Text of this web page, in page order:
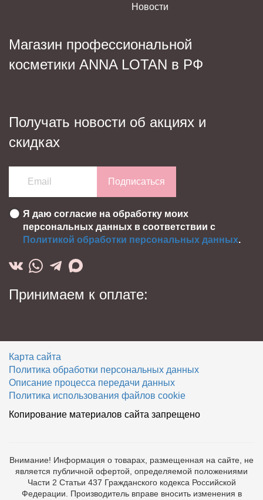
Новости
Магазин профессиональной
косметики ANNA LOTAN в РФ
Получать новости об акциях и
скидках
Подписаться
Я даю согласие на обработку моих
персональных данных в соответствии с
Политикой обработки персональных данных.
Принимаем к оплате:
Карта сайта
Политика обработки персональных данных
Описание процесса передачи данных
Политика использования файлов cookie
Копирование материалов сайта запрещено
Внимание! Информация о товарах, размещенная на сайте, не
является публичной офертой, определяемой положениями
Части 2 Статьи 437 Гражданского кодекса Российской
Федерации. Производитель вправе вносить изменения в